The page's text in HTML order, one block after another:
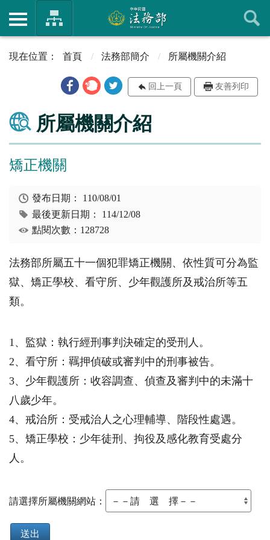
首頁 法務部簡介 所屬機關介紹
回上一頁 友善列印
所屬機關介紹
矯正機關
發布日期： 110/08/01
最後更新日期： 114/12/08
點閱次數：128728
法務部所屬五十一個犯罪矯正機關、依性質可分為監
獄、矯正學校、看守所、少年觀護所及戒治所等五
類。
1、監獄：執行經刑事判決確定的受刑人。
2、看守所：羈押偵破或審判中的刑事被告。
3、少年觀護所：收容調查、偵查及審判中的未滿十
八歲少年。
4、戒治所：受戒治人之心理輔導、階段性處遇。
5、矯正學校：少年徒刑、拘役及感化教育受處分
人。
請選擇所屬機關網站：